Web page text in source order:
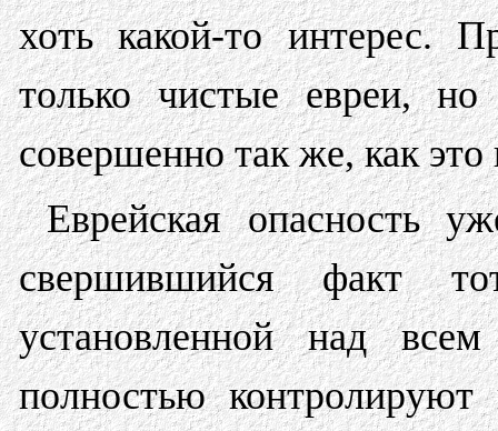
хоть какой-то интерес.
только чистые евреи,
совершенно так же, как
Еврейская опасность
свершившийся факт
установленной над
полностью контролируют